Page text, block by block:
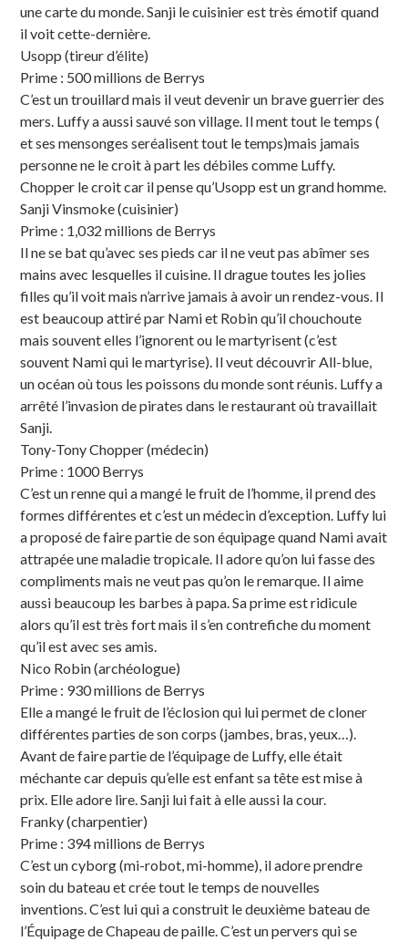
une carte du monde. Sanji le cuisinier est très émotif quand
il voit cette-dernière.
Usopp (tireur d’élite)
Prime : 500 millions de Berrys
C’est un trouillard mais il veut devenir un brave guerrier des
mers. Luffy a aussi sauvé son village. Il ment tout le temps (
et ses mensonges seréalisent tout le temps)mais jamais
personne ne le croit à part les débiles comme Luffy.
Chopper le croit car il pense qu’Usopp est un grand homme.
Sanji Vinsmoke (cuisinier)
Prime : 1,032 millions de Berrys
Il ne se bat qu’avec ses pieds car il ne veut pas abîmer ses
mains avec lesquelles il cuisine. Il drague toutes les jolies
filles qu’il voit mais n’arrive jamais à avoir un rendez-vous. Il
est beaucoup attiré par Nami et Robin qu’il chouchoute
mais souvent elles l’ignorent ou le martyrisent (c’est
souvent Nami qui le martyrise). Il veut découvrir All-blue,
un océan où tous les poissons du monde sont réunis. Luffy a
arrêté l’invasion de pirates dans le restaurant où travaillait
Sanji.
Tony-Tony Chopper (médecin)
Prime : 1000 Berrys
C’est un renne qui a mangé le fruit de l’homme, il prend des
formes différentes et c’est un médecin d’exception. Luffy lui
a proposé de faire partie de son équipage quand Nami avait
attrapée une maladie tropicale. Il adore qu’on lui fasse des
compliments mais ne veut pas qu’on le remarque. Il aime
aussi beaucoup les barbes à papa. Sa prime est ridicule
alors qu’il est très fort mais il s’en contrefiche du moment
qu’il est avec ses amis.
Nico Robin (archéologue)
Prime : 930 millions de Berrys
Elle a mangé le fruit de l’éclosion qui lui permet de cloner
différentes parties de son corps (jambes, bras, yeux…).
Avant de faire partie de l’équipage de Luffy, elle était
méchante car depuis qu’elle est enfant sa tête est mise à
prix. Elle adore lire. Sanji lui fait à elle aussi la cour.
Franky (charpentier)
Prime : 394 millions de Berrys
C’est un cyborg (mi-robot, mi-homme), il adore prendre
soin du bateau et crée tout le temps de nouvelles
inventions. C’est lui qui a construit le deuxième bateau de
l’Équipage de Chapeau de paille. C’est un pervers qui se